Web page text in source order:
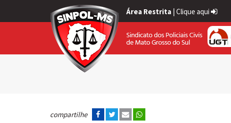
Área Restrita | Clique aqui
compartilhe